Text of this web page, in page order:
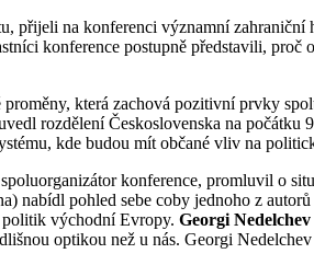
přijeli na konferenci významní
konference postupně představili,
která zachová pozitivní prvky
rozdělení Československa na
kde budou mít občané vliv na
konference, promluvil o
nabídl pohled sebe coby jednoho z
politik východní Evropy. Georgi
optikou než u nás. Georgi